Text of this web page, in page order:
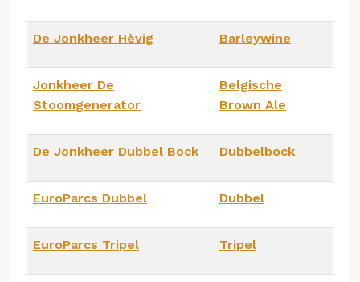
De Jonkheer Hèvig Barleywine
Jonkheer De
Stoomgenerator
Belgische
Brown Ale
De Jonkheer Dubbel Bock Dubbelbock
EuroParcs Dubbel Dubbel
EuroParcs Tripel Tripel